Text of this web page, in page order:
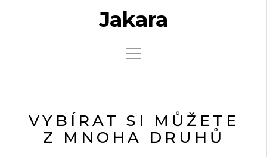
Jakara
VYBÍRAT SI MŮŽETE
Z MNOHA DRUHŮ